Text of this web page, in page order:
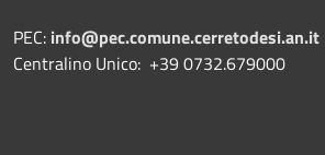
PEC: info@pec.comune.cerretodesi.an.it
Centralino Unico: +39 0732.679000